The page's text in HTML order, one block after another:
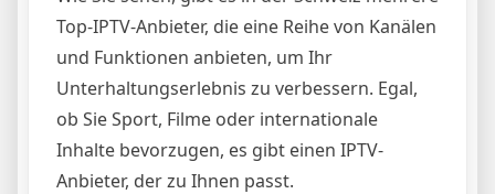
Top-IPTV-Anbieter, die eine Reihe von Kanälen
und Funktionen anbieten, um Ihr
Unterhaltungserlebnis zu verbessern. Egal,
ob Sie Sport, Filme oder internationale
Inhalte bevorzugen, es gibt einen IPTV-
Anbieter, der zu Ihnen passt.